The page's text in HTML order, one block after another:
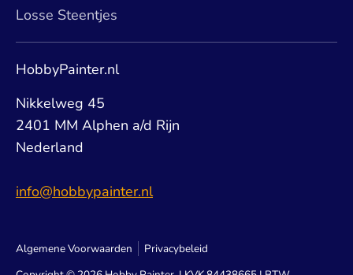
Losse Steentjes
HobbyPainter.nl
Nikkelweg 45
2401 MM Alphen a/d Rijn
Nederland
info@hobbypainter.nl
Algemene Voorwaarden
Privacybeleid